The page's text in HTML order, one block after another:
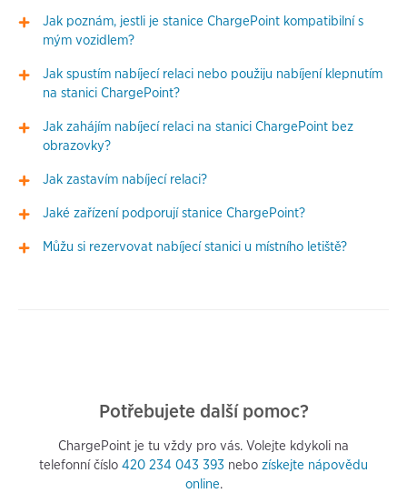
Jak poznám, jestli je stanice ChargePoint kompatibilní s
mým vozidlem?
Jak spustím nabíjecí relaci nebo použiju nabíjení klepnutím
na stanici ChargePoint?
Jak zahájím nabíjecí relaci na stanici ChargePoint bez
obrazovky?
Jak zastavím nabíjecí relaci?
Jaké zařízení podporují stanice ChargePoint?
Můžu si rezervovat nabíjecí stanici u místního letiště?
Potřebujete další pomoc?
ChargePoint je tu vždy pro vás. Volejte kdykoli na
telefonní číslo 420 234 043 393 nebo získejte nápovědu
online.